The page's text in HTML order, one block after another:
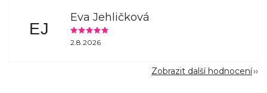
EJ
Eva Jehličková
2.8.2026
Zobrazit další hodnocení